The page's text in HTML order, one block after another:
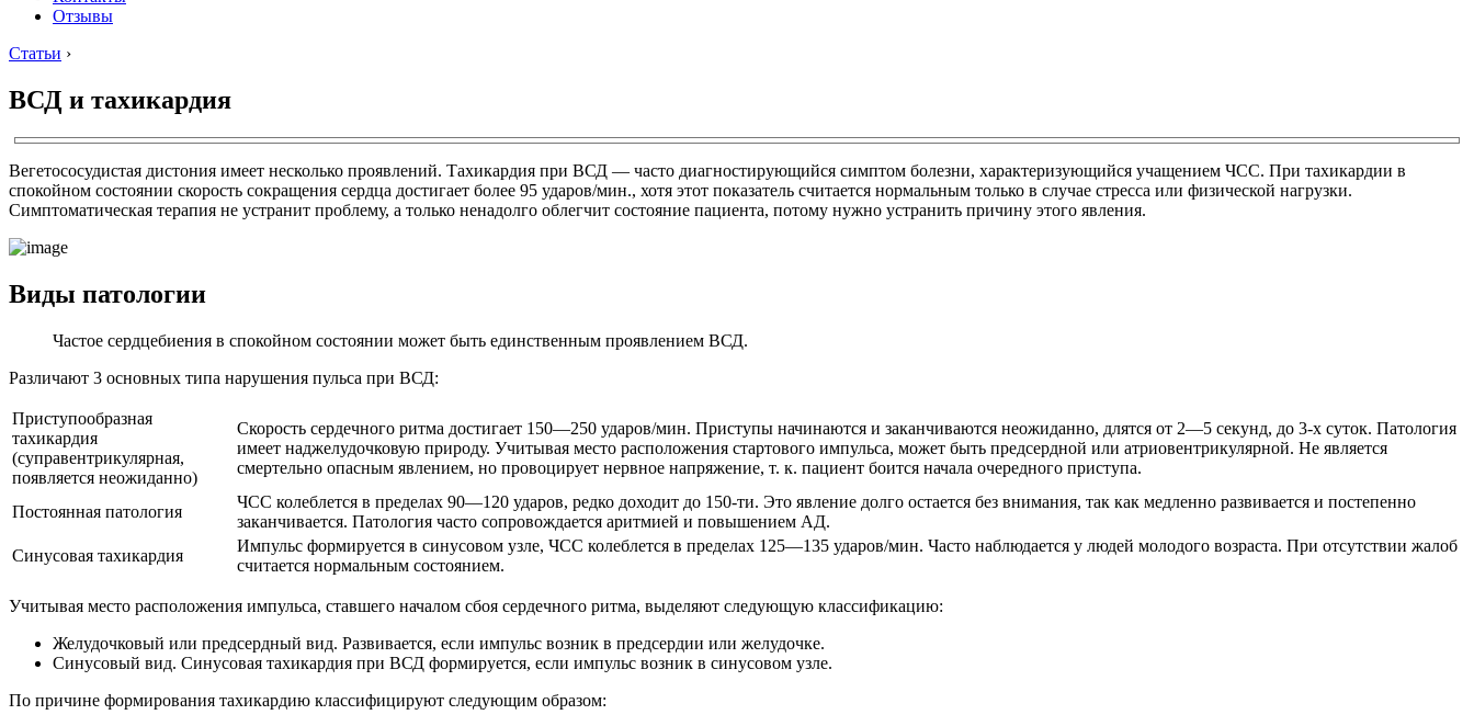
Отзывы
Статьи ›
ВСД и тахикардия
Вегетососудистая дистония имеет несколько проявлений. Тахикардия при ВСД ― часто диагностирующийся симптом болезни, характеризующийся учащением ЧСС. При тахикардии в
спокойном состоянии скорость сокращения сердца достигает более 95 ударов/мин., хотя этот показатель считается нормальным только в случае стресса или физической нагрузки.
Симптоматическая терапия не устранит проблему, а только ненадолго облегчит состояние пациента, потому нужно устранить причину этого явления.
Виды патологии
Частое сердцебиения в спокойном состоянии может быть единственным проявлением ВСД.
Различают 3 основных типа нарушения пульса при ВСД:
Приступообразная
тахикардия
(суправентрикулярная,
появляется неожиданно)
Скорость сердечного ритма достигает 150―250 ударов/мин. Приступы начинаются и заканчиваются неожиданно, длятся от 2―5 секунд, до 3-х суток. Патология
имеет наджелудочковую природу. Учитывая место расположения стартового импульса, может быть предсердной или атриовентрикулярной. Не является
смертельно опасным явлением, но провоцирует нервное напряжение, т. к. пациент боится начала очередного приступа.
Постоянная патология
ЧСС колеблется в пределах 90―120 ударов, редко доходит до 150-ти. Это явление долго остается без внимания, так как медленно развивается и постепенно
заканчивается. Патология часто сопровождается аритмией и повышением АД.
Синусовая тахикардия
Импульс формируется в синусовом узле, ЧСС колеблется в пределах 125―135 ударов/мин. Часто наблюдается у людей молодого возраста. При отсутствии жалоб
считается нормальным состоянием.
Учитывая место расположения импульса, ставшего началом сбоя сердечного ритма, выделяют следующую классификацию:
Желудочковый или предсердный вид. Развивается, если импульс возник в предсердии или желудочке.
Синусовый вид. Синусовая тахикардия при ВСД формируется, если импульс возник в синусовом узле.
По причине формирования тахикардию классифицируют следующим образом: